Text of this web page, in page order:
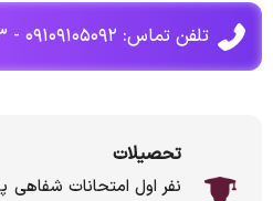
تلفن تماس: ۰۹۱۰۹۱۰۵۰۹۲ - ۰۹۱۰۹۱۰۵۰۹۳
تحصیلات
نفر اول امتحانات